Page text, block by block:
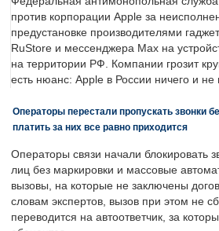
против корпорации Apple за
предустановке производителями
RuStore и мессенджера Max на
на территории РФ. Компании грозит
есть нюанс: Apple в России ничего и не
Операторы перестали пропускать звонки
платить за них все равно приходится
Операторы связи начали блокировать
лиц без маркировки и массовые
вызовы, на которые не заключены
словам экспертов, вызов при этом не
переводится на автоответчик, за